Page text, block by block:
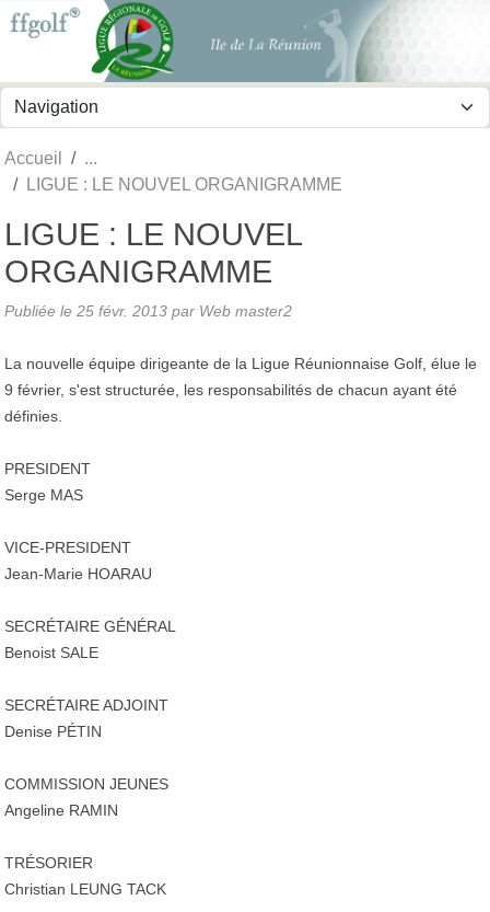
Accueil
LIGUE : LE NOUVEL ORGANIGRAMME
LIGUE : LE NOUVEL
ORGANIGRAMME
Publiée le 25 févr. 2013 par Web master2
La nouvelle équipe dirigeante de la Ligue Réunionnaise Golf, élue le
9 février, s'est structurée, les responsabilités de chacun ayant été
définies.
PRESIDENT
Serge MAS
VICE-PRESIDENT
Jean-Marie HOARAU
SECRÉTAIRE GÉNÉRAL
Benoist SALE
SECRÉTAIRE ADJOINT
Denise PÉTIN
COMMISSION JEUNES
Angeline RAMIN
TRÉSORIER
Christian LEUNG TACK
Panneau de gestion des cookies